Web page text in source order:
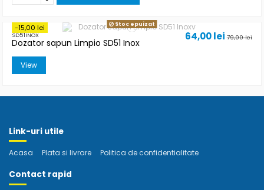
-15,00 lei Stoc epuizat
SD51INOX
Dozator sapun Limpio SD51 Inox
64,00 lei79,00 lei
View
Link-uri utile
Acasa Plata si livrare Politica de confidentialitate
Contact rapid